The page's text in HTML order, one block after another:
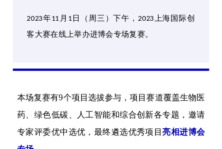
2023年11 月 1 日（周三）下午，2023上海国际创
客大赛在线上举办进博会专场复赛。
本场复赛有9个项目选拔参与，项目赛道覆盖生物医
药、绿色低碳、人工智能和综合创新各专题，邀请
专家评委优中选优，最终遴选优秀项目亮相进博会